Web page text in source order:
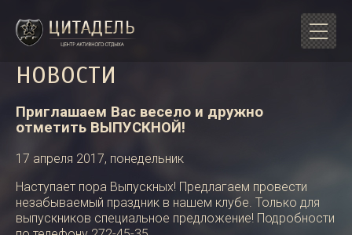
НОВОСТИ
Приглашаем Вас весело и дружно
отметить ВЫПУСКНОЙ!
17 апреля 2017, понедельник
Наступает пора Выпускных! Предлагаем провести
незабываемый праздник в нашем клубе. Только для
выпускников специальное предложение! Подробности